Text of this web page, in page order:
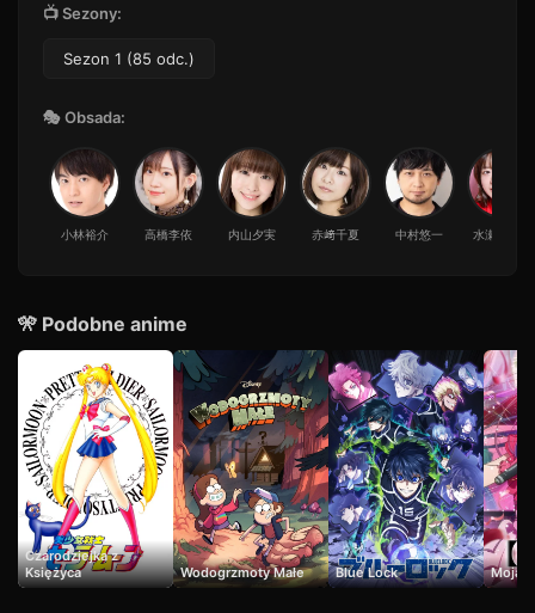
18 Odcinek 18
55 min · Sezon 1
21 Odcinek 21
43 min · Sezon 1
Odcinek 23
40 min · Sezon 1
24 Odcinek 24
43 min · Sezon 1
25 Odcinek 25
32 min · Sezon 1
26 Odcinek 26
26 min · Sezon 1
27 Odcinek 27
📺 Sezony:
Sezon 1 (85 odc.)
🎭 Obsada:
小林裕介 高橋李依 内山夕実 赤﨑千夏 中村悠一 水瀬いのり
🎌 Podobne anime
Czarodziejka z
Księżyca
Wodogrzmoty Małe Blue Lock Moja